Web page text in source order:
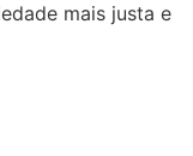
mais justa e